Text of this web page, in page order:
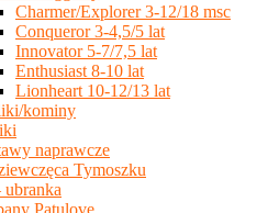
Charmer/Explorer 3-12/18 msc
Conqueror 3-4,5/5 lat
Innovator 5-7/7,5 lat
Enthusiast 8-10 lat
Lionheart 10-12/13 lat
kominy
naprawcze
Tymoszku
ubranka
Patulove